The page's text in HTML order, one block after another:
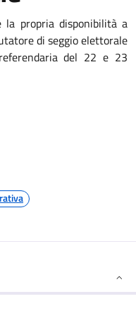
la propria disponibilità a
di seggio elettorale
del 22 e 23